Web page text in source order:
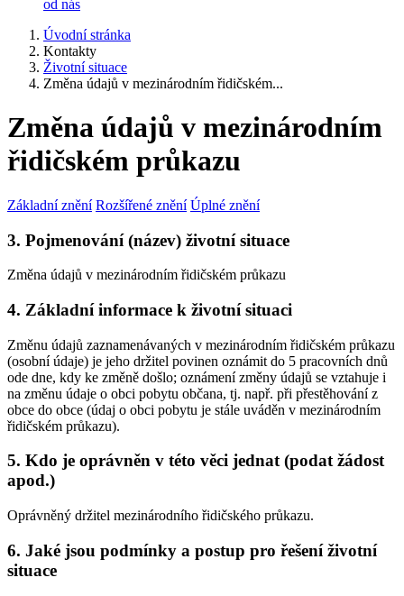
od nás
Úvodní stránka
Kontakty
Životní situace
Změna údajů v mezinárodním řidičském...
Změna údajů v mezinárodním
řidičském průkazu
Základní znění Rozšířené znění Úplné znění
3. Pojmenování (název) životní situace
Změna údajů v mezinárodním řidičském průkazu
4. Základní informace k životní situaci
Změnu údajů zaznamenávaných v mezinárodním řidičském průkazu
(osobní údaje) je jeho držitel povinen oznámit do 5 pracovních dnů
ode dne, kdy ke změně došlo; oznámení změny údajů se vztahuje i
na změnu údaje o obci pobytu občana, tj. např. při přestěhování z
obce do obce (údaj o obci pobytu je stále uváděn v mezinárodním
řidičském průkazu).
5. Kdo je oprávněn v této věci jednat (podat žádost
apod.)
Oprávněný držitel mezinárodního řidičského průkazu.
6. Jaké jsou podmínky a postup pro řešení životní
situace